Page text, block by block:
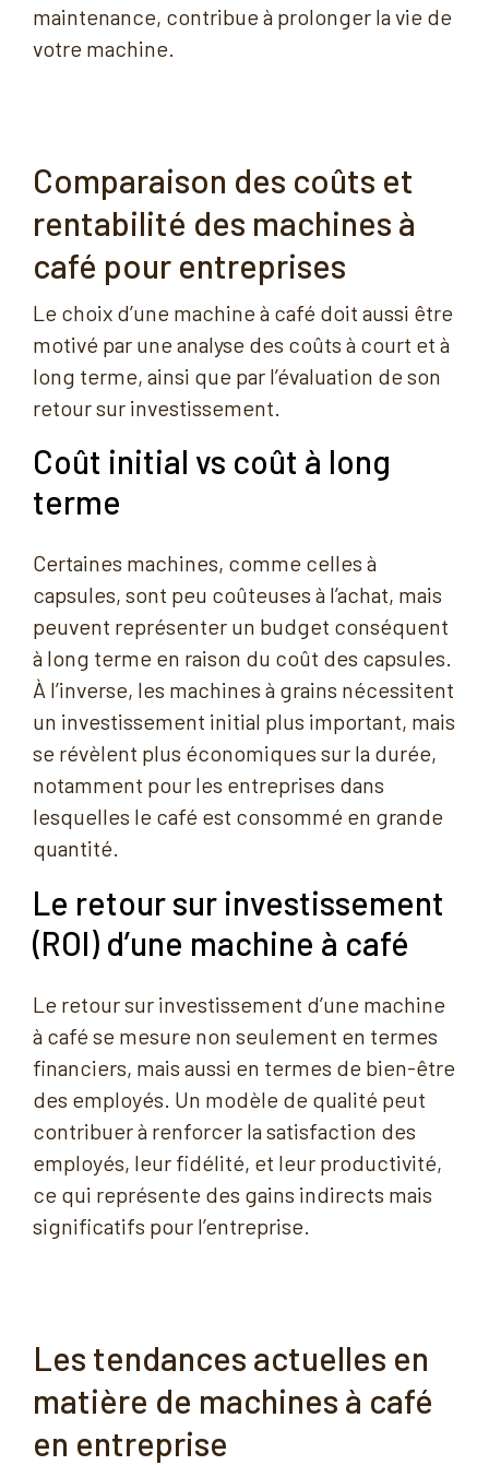
maintenance, contribue à prolonger la vie de
votre machine.
Comparaison des coûts et
rentabilité des machines à
café pour entreprises
Le choix d’une machine à café doit aussi être
motivé par une analyse des coûts à court et à
long terme, ainsi que par l’évaluation de son
retour sur investissement.
Coût initial vs coût à long
terme
Certaines machines, comme celles à
capsules, sont peu coûteuses à l’achat, mais
peuvent représenter un budget conséquent
à long terme en raison du coût des capsules.
À l’inverse, les machines à grains nécessitent
un investissement initial plus important, mais
se révèlent plus économiques sur la durée,
notamment pour les entreprises dans
lesquelles le café est consommé en grande
quantité.
Le retour sur investissement
(ROI) d’une machine à café
Le retour sur investissement d’une machine
à café se mesure non seulement en termes
financiers, mais aussi en termes de bien-être
des employés. Un modèle de qualité peut
contribuer à renforcer la satisfaction des
employés, leur fidélité, et leur productivité,
ce qui représente des gains indirects mais
significatifs pour l’entreprise.
Les tendances actuelles en
matière de machines à café
en entreprise